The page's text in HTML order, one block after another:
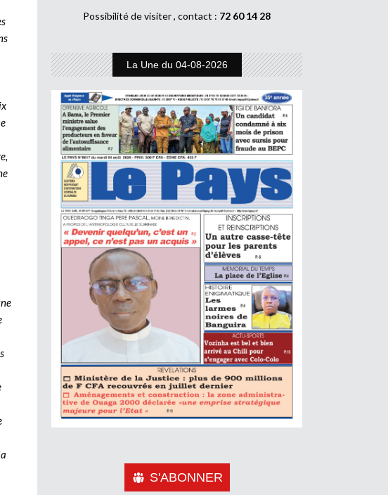
Possibilité de visiter , contact : 72 60 14 28
La Une du 04-08-2026
S'ABONNER